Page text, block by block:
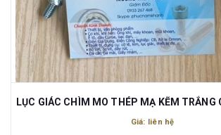
LỤC GIÁC CHÌM MO THÉP MẠ KẼM
Giá: liên hệ